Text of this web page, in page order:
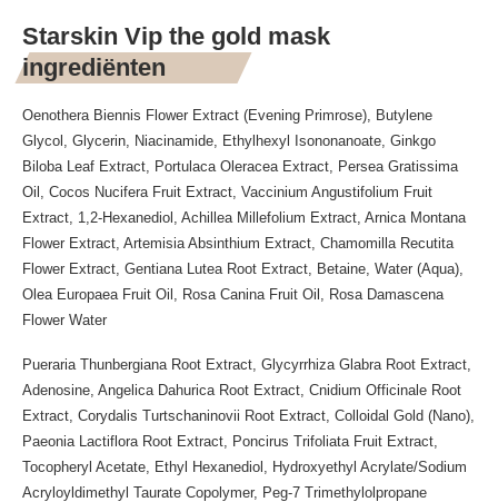
Starskin Vip the gold mask
ingrediënten
Oenothera Biennis Flower Extract (Evening Primrose), Butylene
Glycol, Glycerin, Niacinamide, Ethylhexyl Isononanoate, Ginkgo
Biloba Leaf Extract, Portulaca Oleracea Extract, Persea Gratissima
Oil, Cocos Nucifera Fruit Extract, Vaccinium Angustifolium Fruit
Extract, 1,2-Hexanediol, Achillea Millefolium Extract, Arnica Montana
Flower Extract, Artemisia Absinthium Extract, Chamomilla Recutita
Flower Extract, Gentiana Lutea Root Extract, Betaine, Water (Aqua),
Olea Europaea Fruit Oil, Rosa Canina Fruit Oil, Rosa Damascena
Flower Water
Pueraria Thunbergiana Root Extract, Glycyrrhiza Glabra Root Extract,
Adenosine, Angelica Dahurica Root Extract, Cnidium Officinale Root
Extract, Corydalis Turtschaninovii Root Extract, Colloidal Gold (Nano),
Paeonia Lactiflora Root Extract, Poncirus Trifoliata Fruit Extract,
Tocopheryl Acetate, Ethyl Hexanediol, Hydroxyethyl Acrylate/Sodium
Acryloyldimethyl Taurate Copolymer, Peg-7 Trimethylolpropane